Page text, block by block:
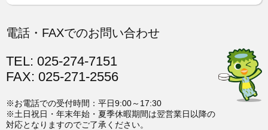
電話・FAXでのお問い合わせ
TEL: 025-274-7151
FAX: 025-271-2556
※お電話での受付時間：平日9:00～17:30
※土日祝日・年末年始・夏季休暇期間は翌営業日以降の
対応となりますのでご了承ください。